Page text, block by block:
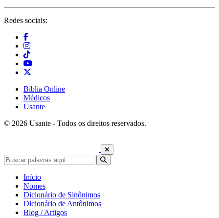
Redes sociais:
Bíblia Online
Médicos
Usante
© 2026 Usante - Todos os direitos reservados.
Início
Nomes
Dicionário de Sinônimos
Dicionário de Antônimos
Blog / Artigos